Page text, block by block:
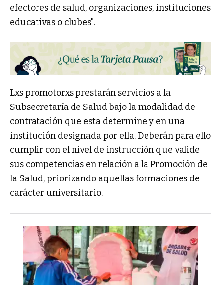
efectores de salud, organizaciones, instituciones
educativas o clubes".
Lxs promotorxs prestarán servicios a la
Subsecretaría de Salud bajo la modalidad de
contratación que esta determine y en una
institución designada por ella. Deberán para ello
cumplir con el nivel de instrucción que valide
sus competencias en relación a la Promoción de
la Salud, priorizando aquellas formaciones de
carácter universitario.